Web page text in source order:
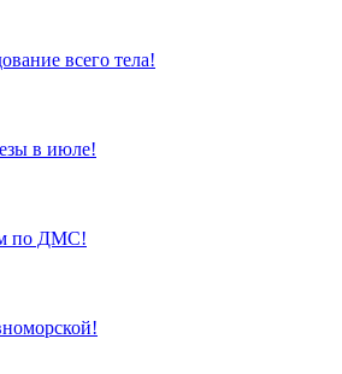
всего тела!
в июле!
по ДМС!